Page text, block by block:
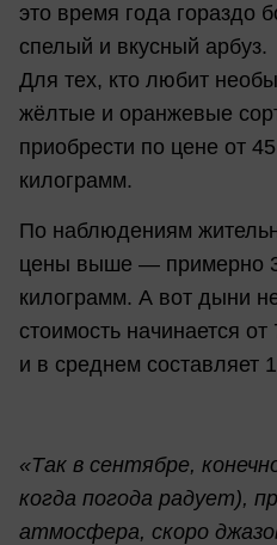
это время года гораздо
спелый и вкусный арбуз.
Для тех, кто любит
жёлтые и оранжевые
приобрести по цене от
килограмм.
По наблюдениям
цены выше — примерно
килограмм. А вот дыни
стоимость начинается
и в среднем составляет
«Так в сентябре,
когда погода радует),
атмосфера, скоро